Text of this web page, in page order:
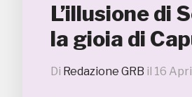
L’illusione di
la gioia di
Di Redazione GRB il 16